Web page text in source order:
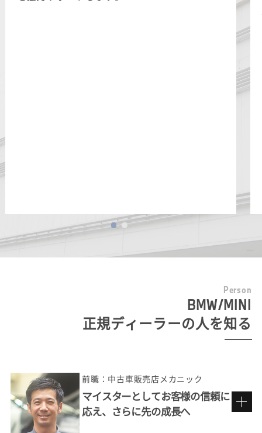
Person
BMW/MINI
正規ディーラーの人を知る
前職：中古車販売店メカニック
マイスターとしてお客様の信頼に
応え、さらに先の成長へ